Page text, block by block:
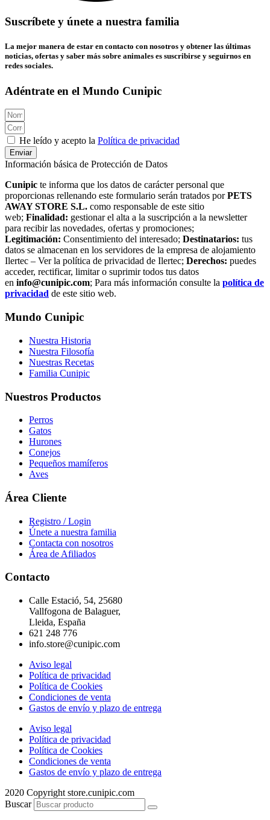
Suscríbete y únete a nuestra familia
La mejor manera de estar en contacto con nosotros y obtener las últimas
noticias, ofertas y saber más sobre animales es suscribirse y seguirnos en
redes sociales.
Adéntrate en el Mundo Cunipic
He leído y acepto la Política de privacidad
Enviar
Información básica de Protección de Datos
Cunipic te informa que los datos de carácter personal que
proporcionas rellenando este formulario serán tratados porPETS
AWAY STORE S.L. como responsable de este sitio
web; Finalidad: gestionar el alta a la suscripción a la newsletter
para recibir las novedades, ofertas y promociones;
Legitimación: Consentimiento del interesado; Destinatarios: tus
datos se almacenan en los servidores de la empresa de alojamiento
Ilertec – Ver la política de privacidad de Ilertec; Derechos: puedes
acceder, rectificar, limitar o suprimir todos tus datos
en info@cunipic.com; Para más información consulte la política de
privacidad de este sitio web.
Mundo Cunipic
Nuestra Historia
Nuestra Filosofía
Nuestras Recetas
Familia Cunipic
Nuestros Productos
Perros
Gatos
Hurones
Conejos
Pequeños mamíferos
Aves
Área Cliente
Registro / Login
Únete a nuestra familia
Contacta con nosotros
Área de Afiliados
Contacto
Calle Estació, 54, 25680
Vallfogona de Balaguer,
Lleida, España
621 248 776
info.store@cunipic.com
Aviso legal
Política de privacidad
Política de Cookies
Condiciones de venta
Gastos de envío y plazo de entrega
Aviso legal
Política de privacidad
Política de Cookies
Condiciones de venta
Gastos de envío y plazo de entrega
2020 Copyright store.cunipic.com
Buscar